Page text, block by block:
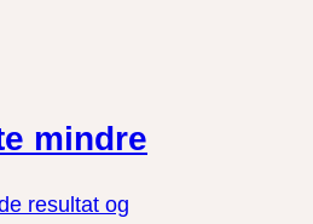
mindre
resultat og